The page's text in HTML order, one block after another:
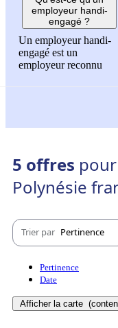
employeur handi-
engagé ?
Un employeur handi-
engagé est un
employeur reconnu
5 offres
Polynésie
Trier par Pertinence
Pertinence
Date
Afficher la carte